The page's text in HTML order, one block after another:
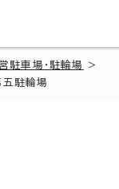
駐車場・駐輪場
>
駐輪場